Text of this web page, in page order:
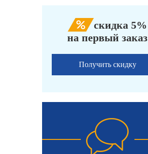
скидка 5%
на первый заказ
Получить скидку